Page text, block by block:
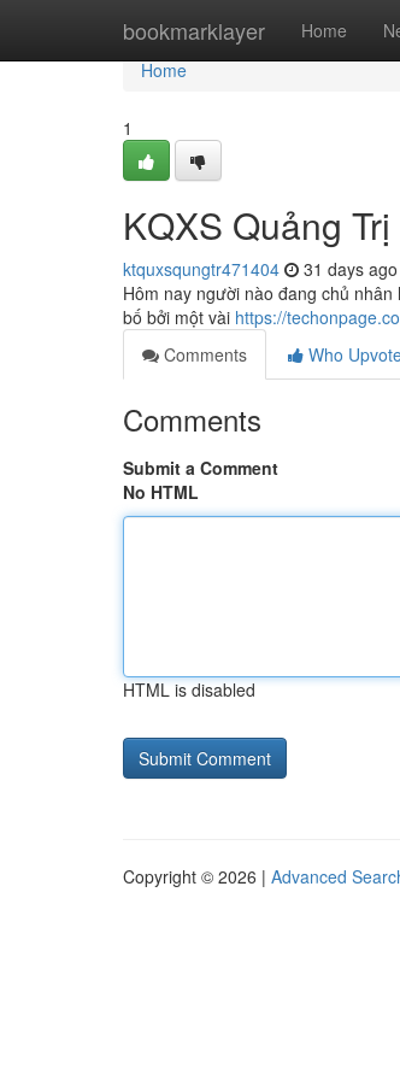
bookmarklayer Home
Home
Home
1
KQXS Quảng
ktquxsqungtr471404 31 days ago
Hôm nay người nào đang chủ
bố bởi một vài https://
Comments
Who
Comments
Submit a Comment
No HTML
HTML is disabled
Copyright © 2026 | Advanced